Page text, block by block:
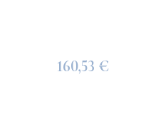
160,53 €